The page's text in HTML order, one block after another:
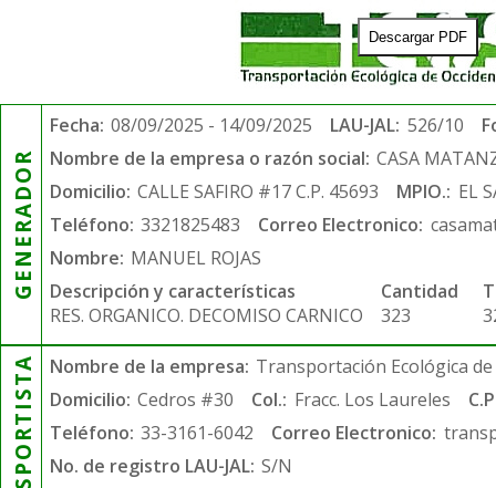
Descargar PDF
GENERADOR
Fecha: 08/09/2025 - 14/09/2025 LAU-JAL: 526/10
Nombre de la empresa o razón social: CASA
Domicilio: CALLE SAFIRO #17 C.P. 45693 MPIO.: EL
Teléfono: 3321825483 Correo Electronico:
Nombre: MANUEL ROJAS
Descripción y características
RES. ORGANICO. DECOMISO CARNICO
Cantidad
323
Nombre de la empresa: Transportación Ecológica de
Domicilio: Cedros #30 Col.: Fracc. Los Laureles
Teléfono: 33-3161-6042 Correo Electronico:
No. de registro LAU-JAL: S/N